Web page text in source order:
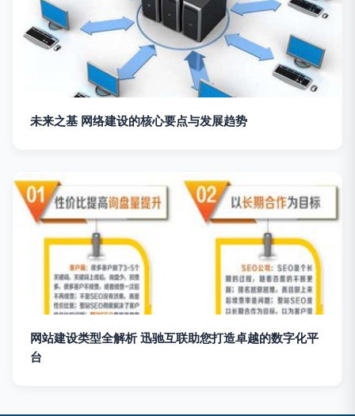
未来之基 网络建设的核心要点与发展趋势
网站建设类型全解析 迅驰互联助您打造卓越的数字化平
台